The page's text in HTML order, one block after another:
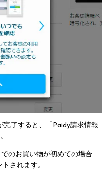
完了すると、「Paidy請求情報
のお買い物が初めての場合
されます。